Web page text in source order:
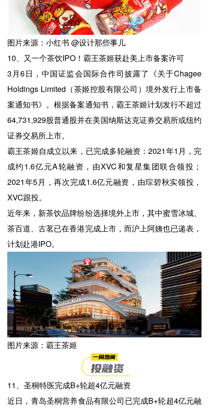
图片来源：小红书 @设计那些事儿
10、又一个茶饮IPO！霸王茶姬获赴美上市备案许可
3月6日，中国证监会国际合作司披露了《关于Chagee
Holdings Limited（茶姬控股有限公司）境外发行上市备
案通知书》。根据备案通知书，霸王茶姬计划发行不超过
64,731,929股普通股并在美国纳斯达克证券交易所或纽约
证券交易所上市。
霸王茶姬自成立以来，已完成多轮融资：2021年1月，完
成约1.6亿元A轮融资，由XVC和复星集团联合领投；
2021年5月，再次完成1.6亿元融资，由琮碧秋实领投，
XVC跟投。
近年来，新茶饮品牌纷纷选择境外上市，其中蜜雪冰城、
茶百道、古茗已在香港完成上市，而沪上阿姨也已递表，
计划赴港IPO。
图片来源：霸王茶姬
11、圣桐特医完成B+轮超4亿元融资
近日，青岛圣桐营养食品有限公司已完成B+轮超4亿元融